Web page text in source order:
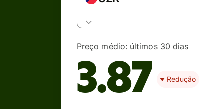
Preço médio: últimos 30 dias
3.87 Redução